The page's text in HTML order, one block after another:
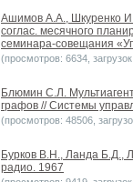
Ашимов А.А., Шкуренко
соглас. месячного
семинара-совещания
(просмотров: 6634,
Блюмин С.Л.
графов // Системы
(просмотров: 48506,
Бурков В.Н., Ланда Б.Д.,
радио. 1967